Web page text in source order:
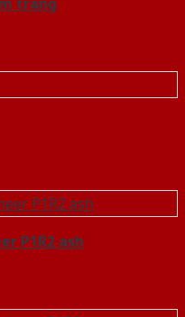
P1R2 ash